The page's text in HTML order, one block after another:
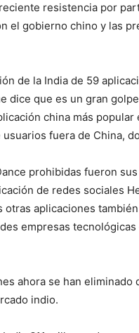
resistencia por
el gobierno chino y las
de la India de 59
dice que es un gran
china más
fuera de China,
prohibidas fueron
de redes sociales
otras aplicaciones
empresas
ahora se han
indio.